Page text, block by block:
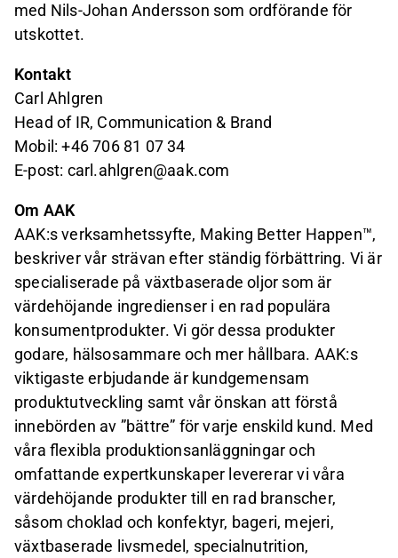
med Nils-Johan Andersson som ordförande för
utskottet.
Kontakt
Carl Ahlgren
Head of IR, Communication & Brand
Mobil: +46 706 81 07 34
E-post: carl.ahlgren@aak.com
Om AAK
AAK:s verksamhetssyfte, Making Better Happen™,
beskriver vår strävan efter ständig förbättring. Vi är
specialiserade på växtbaserade oljor som är
värdehöjande ingredienser i en rad populära
konsumentprodukter. Vi gör dessa produkter
godare, hälsosammare och mer hållbara. AAK:s
viktigaste erbjudande är kundgemensam
produktutveckling samt vår önskan att förstå
innebörden av ”bättre” för varje enskild kund. Med
våra flexibla produktionsanläggningar och
omfattande expertkunskaper levererar vi våra
värdehöjande produkter till en rad branscher,
såsom choklad och konfektyr, bageri, mejeri,
växtbaserade livsmedel, specialnutrition,